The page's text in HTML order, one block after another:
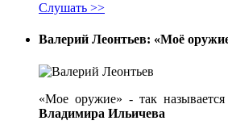
Слушать >>
Валерий Леонтьев: «Моё
«Мое оружие» - так называется
Владимира Ильичева